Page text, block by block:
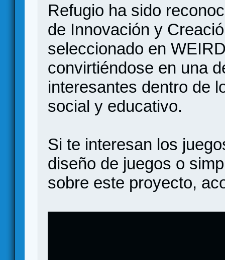
Refugio ha sido
de Innovación y
seleccionado en
convirtiéndose en una
interesantes dentro de
social y educativo.
Si te interesan los
diseño de juegos o
sobre este proyecto,